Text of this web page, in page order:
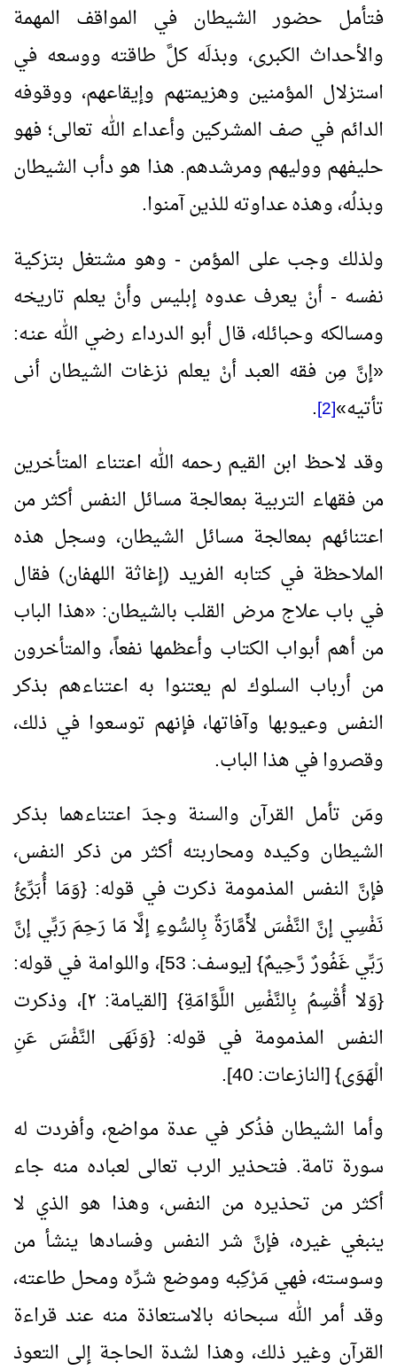
فتأمل حضور الشيطان في المواقف المهمة
والأحداث الكبرى، وبذلَه كلَّ طاقته ووسعه في
استزلال المؤمنين وهزيمتهم وإيقاعهم، ووقوفه
الدائم في صف المشركين وأعداء الله تعالى؛ فهو
حليفهم ووليهم ومرشدهم. هذا هو دأب الشيطان
وبذلُه، وهذه عداوته للذين آمنوا.
ولذلك وجب على المؤمن - وهو مشتغل بتزكية
نفسه - أنْ يعرف عدوه إبليس وأنْ يعلم تاريخه
ومسالكه وحبائله، قال أبو الدرداء رضي الله عنـه:
«إنَّ مِن فقه العبد أنْ يعلم نزغات الشيطان أنى
تأتيه»
[2]
.
وقد لاحظ ابن القيم رحمه الله اعتناء المتأخرين
من فقهاء التربية بمعالجة مسائل النفس أكثر من
اعتنائهم بمعالجة مسائل الشيطان، وسجل هذه
الملاحظة في كتابه الفريد (إغاثة اللهفان) فقال
في باب علاج مرض القلب بالشيطان: «هذا الباب
من أهم أبواب الكتاب وأعظمها نفعاً، والمتأخرون
من أرباب السلوك لم يعتنوا به اعتناءهم بذكر
النفس وعيوبها وآفاتها، فإنهم توسعوا في ذلك،
وقصروا في هذا الباب.
ومَن تأمل القرآن والسنة وجدَ اعتناءهما بذكر
الشيطان وكيده ومحاربته أكثر من ذكر النفس،
فإنَّ النفس المذمومة ذكرت في قوله: {وَمَا أُبَرِّئُ
نَفْسِي إنَّ النَّفْسَ لأَمَّارَةٌ بِالسُّوءِ إلَّا مَا رَحِمَ رَبِّي إنَّ
رَبِّي غَفُورٌ رَّحِيمٌ} [يوسف: 53]، واللوامة في قوله:
{وَلا أُقْسِمُ بِالنَّفْسِ اللَّوَّامَةِ} [القيامة: ٢]، وذكرت
النفس المذمومة في قوله: {وَنَهَى النَّفْسَ عَنِ
الْهَوَى} [النازعات:40
].
وأما الشيطان فذُكر في عدة مواضع، وأفردت له
سورة تامة. فتحذير الرب تعالى لعباده منه جاء
أكثر من تحذيره من النفس، وهذا هو الذي لا
ينبغي غيره، فإنَّ شر النفس وفسادها ينشأ من
وسوسته، فهي مَرْكِبه وموضع شرِّه ومحل طاعته،
وقد أمر الله سبحانه بالاستعاذة منه عند قراءة
القرآن وغير ذلك، وهذا لشدة الحاجة إلى التعوذ